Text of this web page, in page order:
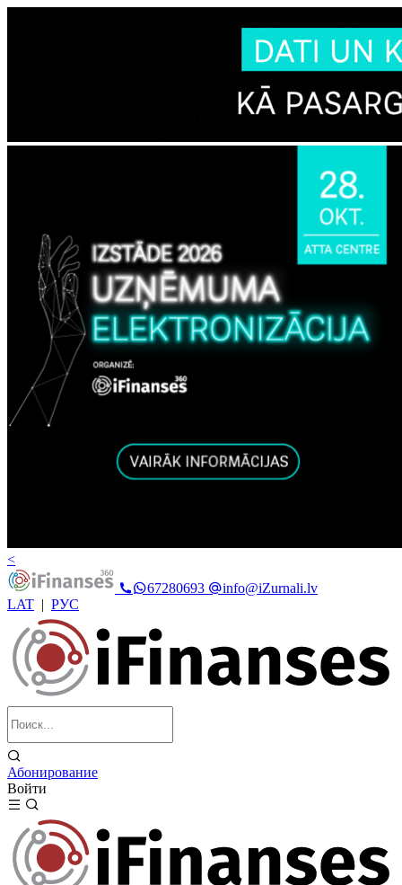
<
67280693
info@iZurnali.lv
LAT | РУС
Абонирование
Войти